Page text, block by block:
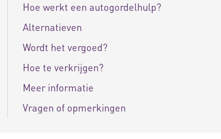
Hoe werkt een autogordelhulp?
Alternatieven
Wordt het vergoed?
Hoe te verkrijgen?
Meer informatie
Vragen of opmerkingen